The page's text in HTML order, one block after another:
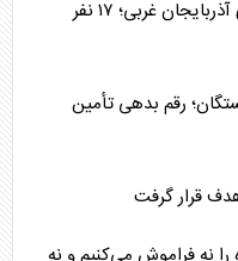
کشف محموله بزرگ سلاح در مرزهای آذربایجان غربی؛ ۱۷ نفر
رقم بدهی تأمین
قرار گرفت